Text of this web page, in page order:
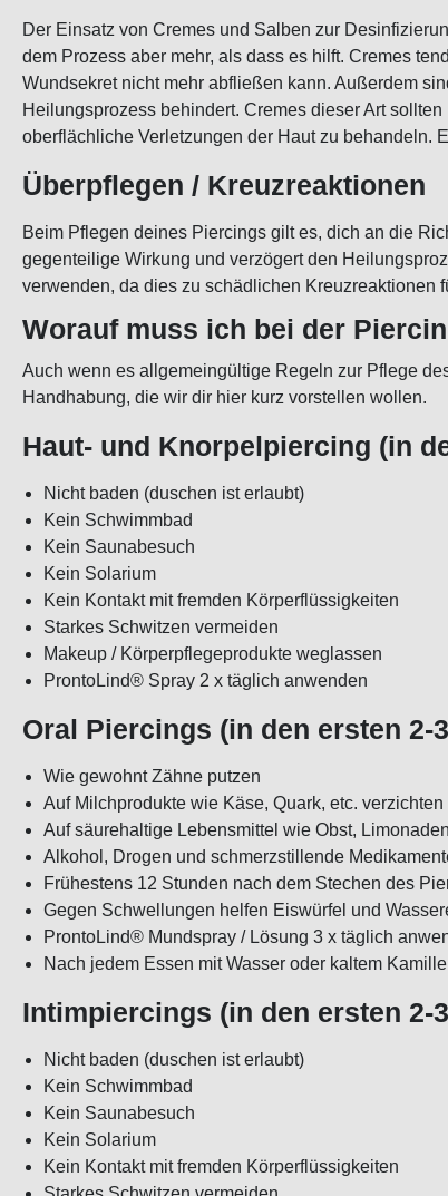
Der Einsatz von Cremes und Salben zur
dem Prozess aber mehr, als dass es hilft. Cremes
Wundsekret nicht mehr abfließen kann. Außerdem
Heilungsprozess behindert. Cremes dieser Art
oberflächliche Verletzungen der Haut zu behandeln.
Überpflegen / Kreuzreaktionen
Beim Pflegen deines Piercings gilt es, dich an die
gegenteilige Wirkung und verzögert den
verwenden, da dies zu schädlichen Kreuzreaktionen
Worauf muss ich bei der
Auch wenn es allgemeingültige Regeln zur Pflege
Handhabung, die wir dir hier kurz vorstellen wollen.
Haut- und Knorpelpiercing (in
Nicht baden (duschen ist erlaubt)
Kein Schwimmbad
Kein Saunabesuch
Kein Solarium
Kein Kontakt mit fremden Körperflüssigkeiten
Starkes Schwitzen vermeiden
Makeup / Körperpflegeprodukte weglassen
ProntoLind® Spray 2 x täglich anwenden
Oral Piercings (in den ersten 2-
Wie gewohnt Zähne putzen
Auf Milchprodukte wie Käse, Quark, etc. verzichten
Auf säurehaltige Lebensmittel wie Obst,
Alkohol, Drogen und schmerzstillende
Frühestens 12 Stunden nach dem Stechen des
Gegen Schwellungen helfen Eiswürfel und
ProntoLind® Mundspray / Lösung 3 x täglich
Nach jedem Essen mit Wasser oder kaltem
Intimpiercings (in den ersten 2-
Nicht baden (duschen ist erlaubt)
Kein Schwimmbad
Kein Saunabesuch
Kein Solarium
Kein Kontakt mit fremden Körperflüssigkeiten